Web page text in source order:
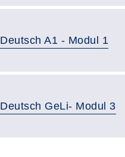
Deutsch A1 - Modul 1
Deutsch GeLi- Modul 3